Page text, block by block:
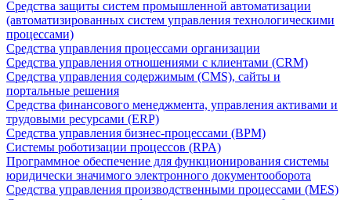
Средства защиты систем промышленной автоматизации
(автоматизированных систем управления технологическими
процессами)
Средства управления процессами организации
Средства управления отношениями с клиентами (CRM)
Средства управления содержимым (CMS), сайты и
портальные решения
Средства финансового менеджмента, управления активами и
трудовыми ресурсами (ERP)
Средства управления бизнес-процессами (BPM)
Системы роботизации процессов (RPA)
Программное обеспечение для функционирования системы
юридически значимого электронного документооборота
Средства управления производственными процессами (MES)